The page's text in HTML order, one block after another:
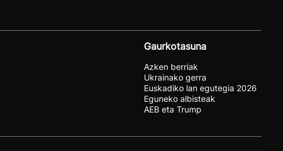
Gaurkotasuna
Azken berriak
Ukrainako gerra
Euskadiko lan egutegia 2026
Eguneko albisteak
AEB eta Trump